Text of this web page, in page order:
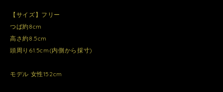
【サイズ】フリー
つば約8cm
高さ約8.5cm
頭周り61.5cm(内側から採寸)
モデル 女性152cm